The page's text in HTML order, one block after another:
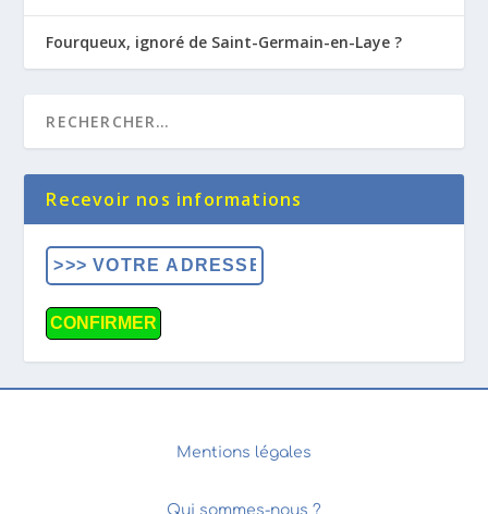
Fourqueux, ignoré de Saint-Germain-en-Laye ?
Recevoir nos informations
Mentions légales
Qui sommes-nous ?